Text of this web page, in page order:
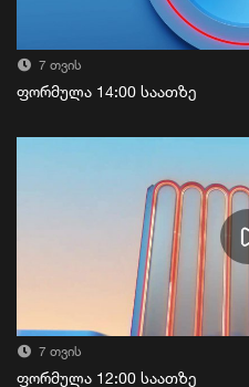
7 თვის
ფორმულა 14:00 საათზე
7 თვის
ფორმულა 12:00 საათზე